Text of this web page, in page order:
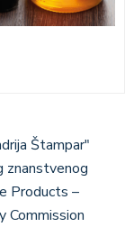
Štampar"
znanstvenog
Products –
Commission